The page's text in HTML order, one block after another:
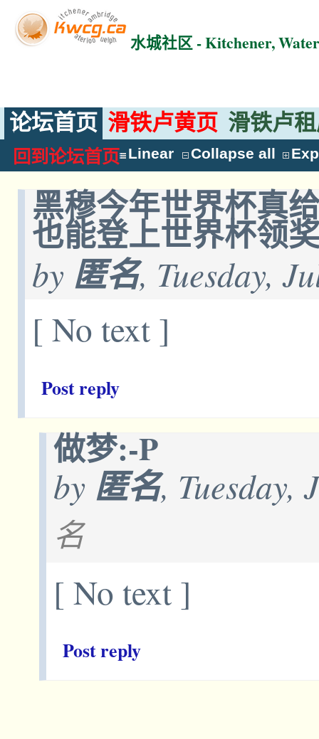
水城社区 - Kitchener,
论坛首页 滑铁卢黄页 滑铁卢
回到论坛首页 Linear Collapse all
黑穆今年世界杯真
也能登上世界杯领
by 匿名, Tuesday,
[ No text ]
Post reply
做梦:-P
by 匿名, Tuesday,
名
[ No text ]
Post reply